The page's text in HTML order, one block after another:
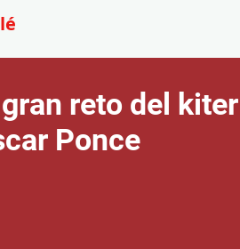
reto del kiter
Ponce